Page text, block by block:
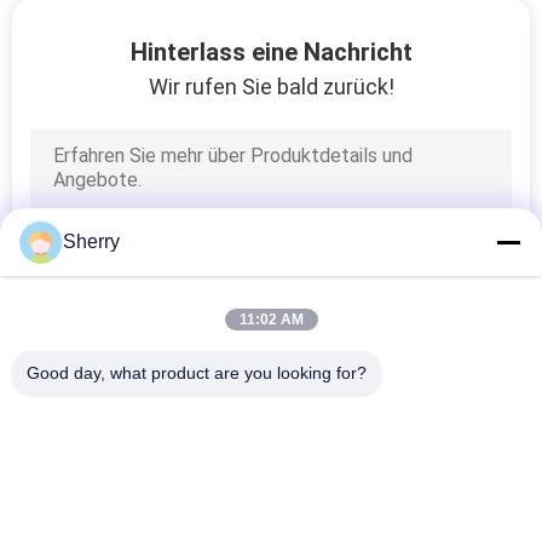
Stärke-Messgerät
zerstörungsfreier
Prüfung
Hinterlass eine Nachricht
Wir rufen Sie bald zurück!
Sherry
11:02 AM
Good day, what product are you looking for?